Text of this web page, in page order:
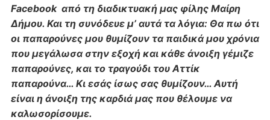
Facebook από τη διαδικτυακή μας φίλης Μαίρη
Δήμου. Και τη συνόδευε μ’ αυτά τα λόγια: Θα πω ότι
οι παπαρούνες μου θυμίζουν τα παιδικά μου χρόνια
που μεγάλωσα στην εξοχή και κάθε άνοιξη γέμιζε
παπαρούνες, και το τραγούδι του Αττίκ
παπαρούνα… Κι εσάς ίσως σας θυμίζουν… Αυτή
είναι η άνοιξη της καρδιά μας που θέλουμε να
καλωσορίσουμε.